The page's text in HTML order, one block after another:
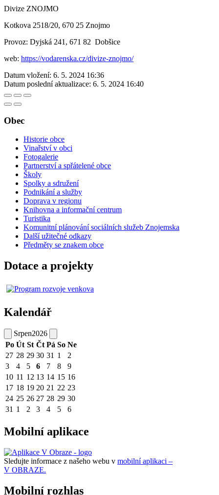
Divize ZNOJMO
Kotkova 2518/20, 670 25 Znojmo
Provoz: Dyjská 241, 671 82 Dobšice
web: https://vodarenska.cz/divize-znojmo/
Datum vložení: 6. 5. 2024 16:36
Datum poslední aktualizace: 6. 5. 2024 16:40
Obec
Historie obce
Vinařství v obci
Fotogalerie
Partnerství a spřátelené obce
Školy
Spolky a sdružení
Podnikání a služby
Doprava v regionu
Knihovna a informační centrum
Turistika
Komunitní plánování sociálních služeb Znojemska
Další užitečné odkazy
Předměty se znakem obce
Dotace a projekty
Kalendář
Srpen2026
Po Út St Čt Pá So Ne
27 28 29 30 31 1
2
3
4 5 6 7 8
9
10 11 12 13 14 15 16
17 18 19 20 21 22 23
24 25 26 27 28 29 30
31 1 2 3 4 5 6
Mobilní aplikace
Sledujte informace z našeho webu v mobilní aplikaci –
V OBRAZE.
Mobilní rozhlas